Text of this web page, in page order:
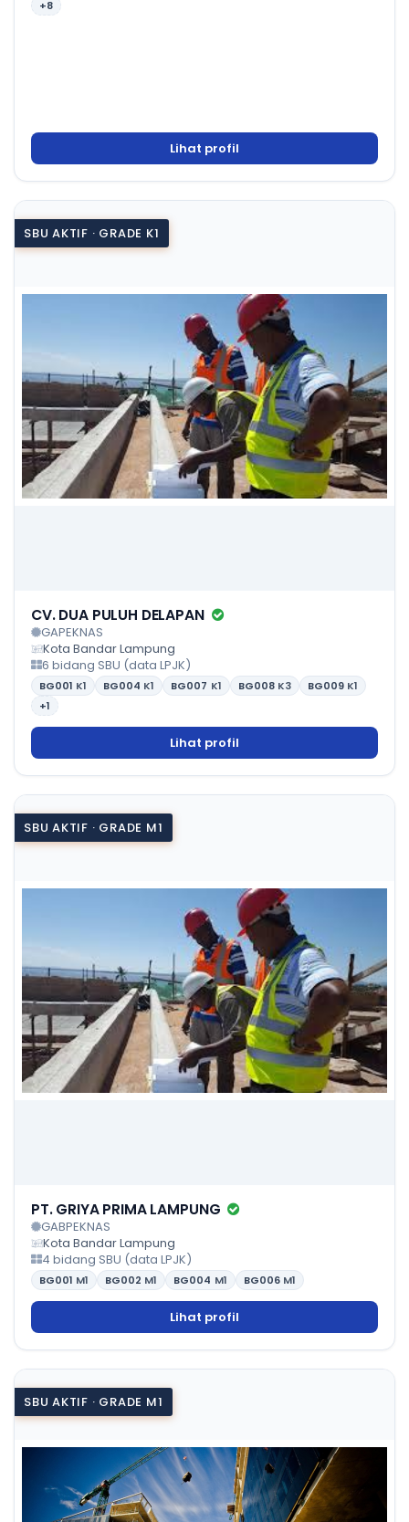
+8
Lihat profil
SBU AKTIF · GRADE K1
CV. DUA PULUH DELAPAN
GAPEKNAS
Kota Bandar Lampung
6 bidang SBU (data LPJK)
BG001 K1 BG004 K1 BG007 K1 BG008 K3 BG009 K1
+1
Lihat profil
SBU AKTIF · GRADE M1
PT. GRIYA PRIMA LAMPUNG
GABPEKNAS
Kota Bandar Lampung
4 bidang SBU (data LPJK)
BG001 M1 BG002 M1 BG004 M1 BG006 M1
Lihat profil
SBU AKTIF · GRADE M1